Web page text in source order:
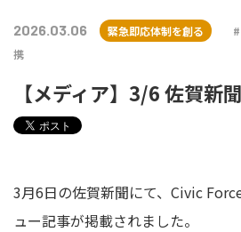
2026.03.06 緊急即応体制を創る
携
【メディア】3/6 佐賀新
3月6日の佐賀新聞にて、Civic
ュー記事が掲載されました。